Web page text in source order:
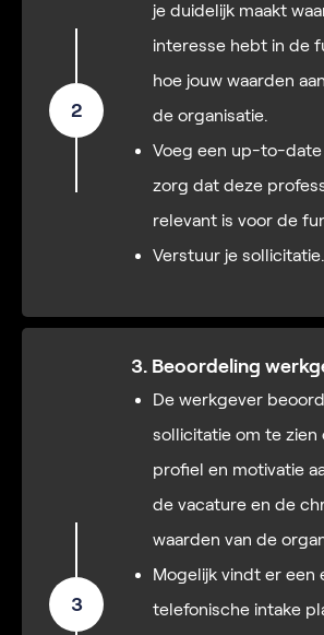
2
je duidelijk maakt
interesse hebt in de
hoe jouw waarden
de organisatie.
Voeg een up-to-date
zorg dat deze
relevant is voor de
Verstuur je sollicitatie.
3
3. Beoordeling
De werkgever
sollicitatie om te zien
profiel en motivatie
de vacature en de
waarden van de
Mogelijk vindt er een
telefonische intake